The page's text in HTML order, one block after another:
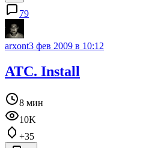
79
arxont3 фев 2009 в 10:12
АТС. Install
8 мин
10K
+35